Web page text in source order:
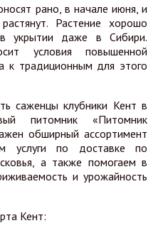
рано, в начале июня, и
Растение хорошо
укрытии даже в Сибири.
условия повышенной
к традиционным для этого
саженцы клубники Кент в
питомник «Питомник
обширный ассортимент
услуги по доставке по
а также помогаем в
и урожайность
Кент: